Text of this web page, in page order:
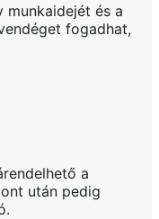
és a
fogadhat,
a
után pedig